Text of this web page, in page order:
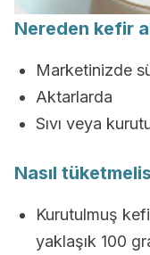
Nereden kefir
Marketinizde
Aktarlarda
Sıvı veya
Nasıl
Kurutulmuş
yaklaşık 100